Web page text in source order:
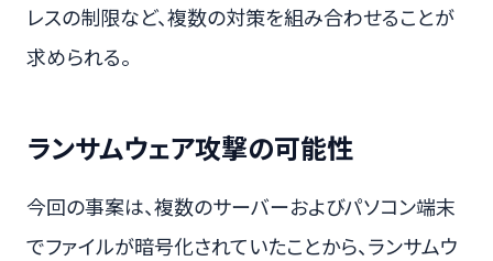
レスの制限など、複数の対策を組み合わせることが
求められる。
ランサムウェア攻撃の可能性
今回の事案は、複数のサーバーおよびパソコン端末
でファイルが暗号化されていたことから、ランサムウ